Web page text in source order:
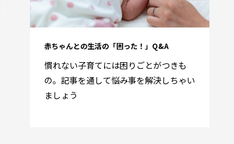
赤ちゃんとの生活の「困った！」Q&A
慣れない子育てには困りごとがつきも
の。記事を通して悩み事を解決しちゃい
ましょう